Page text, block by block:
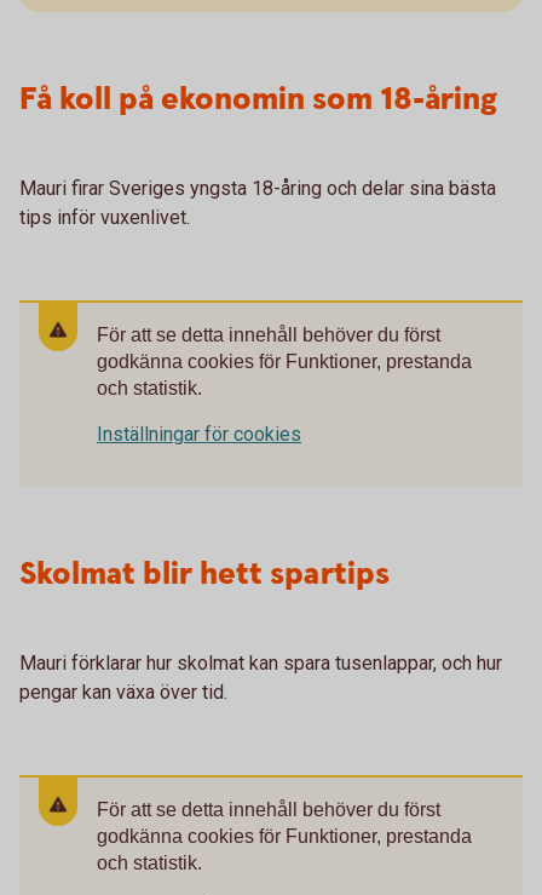
Få koll på ekonomin som 18-åring
Mauri firar Sveriges yngsta 18-åring och delar sina bästa
tips inför vuxenlivet.
För att se detta innehåll behöver du först
godkänna cookies för Funktioner, prestanda
och statistik.
Inställningar för cookies
Skolmat blir hett spartips
Mauri förklarar hur skolmat kan spara tusenlappar, och hur
pengar kan växa över tid.
För att se detta innehåll behöver du först
godkänna cookies för Funktioner, prestanda
och statistik.